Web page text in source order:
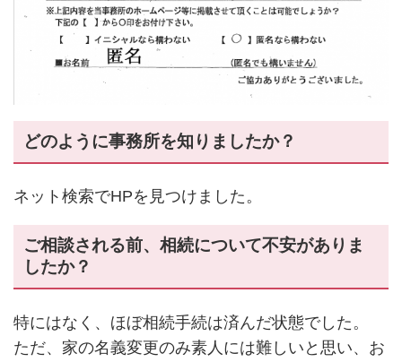
どのように事務所を知りましたか？
ネット検索でHPを見つけました。
ご相談される前、相続について不安がありま
したか？
特にはなく、ほぼ相続手続は済んだ状態でした。
ただ、家の名義変更のみ素人には難しいと思い、お